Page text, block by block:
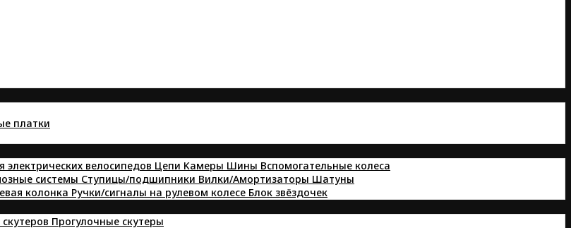
платки
велосипедов Цепи Kамеры Шины Вспомогательные колеса
системы Ступицы/подшипники Вилки/Амортизаторы Шатуны
колонка Ручки/сигналы на рулевом колесе Блок звёздочек
Прогулочные скутеры